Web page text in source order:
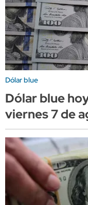
Dólar blue
Dólar blue
viernes 7 de